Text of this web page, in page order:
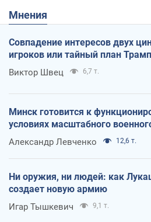
Мнения
Совпадение интересов двух
игроков или тайный план
Виктор Швец 6,7 т.
Минск готовится к
условиях масштабного
Александр Левченко 12,6 т.
Ни оружия, ни людей: как
создает новую армию
Игар Тышкевич 9,1 т.